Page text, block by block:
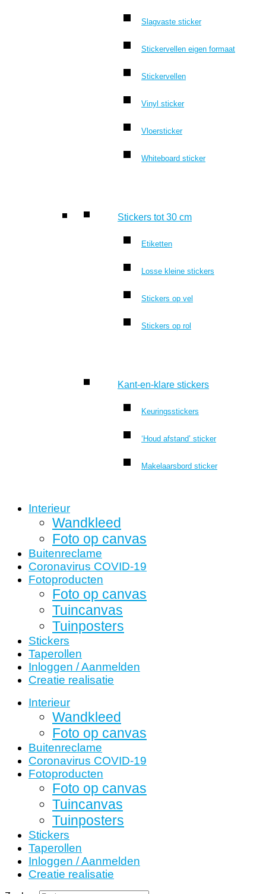
Slagvaste sticker
Stickervellen eigen formaat
Stickervellen
Vinyl sticker
Vloersticker
Whiteboard sticker
Stickers tot 30 cm
Etiketten
Losse kleine stickers
Stickers op vel
Stickers op rol
Kant-en-klare stickers
Keuringsstickers
‘Houd afstand’ sticker
Makelaarsbord sticker
Interieur
Wandkleed
Foto op canvas
Buitenreclame
Coronavirus COVID-19
Fotoproducten
Foto op canvas
Tuincanvas
Tuinposters
Stickers
Taperollen
Inloggen / Aanmelden
Creatie realisatie
Interieur
Wandkleed
Foto op canvas
Buitenreclame
Coronavirus COVID-19
Fotoproducten
Foto op canvas
Tuincanvas
Tuinposters
Stickers
Taperollen
Inloggen / Aanmelden
Creatie realisatie